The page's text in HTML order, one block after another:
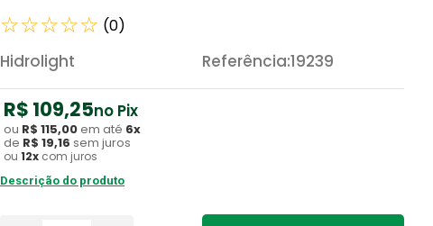
☆☆☆☆☆ (0)
Hidrolight Referência:19239
R$ 109,25no Pix
ou R$ 115,00em até 6x
de R$ 19,16 sem juros
ou 12x com juros
Descrição do produto